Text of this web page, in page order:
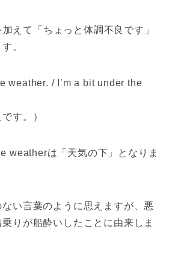
えて「ちょっと体調不良です」
。
weather. / I’m a bit under the
す。）
weatherは「天気の下」となりま
い言葉のように思えますが、悪
りが船酔いしたことに由来しま